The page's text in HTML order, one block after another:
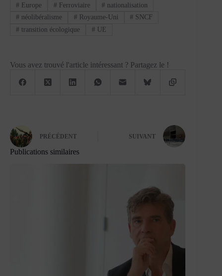
# Europe # Ferroviaire # nationalisation
# néolibéralisme # Royaume-Uni # SNCF
# transition écologique # UE
Vous avez trouvé l'article intéressant ? Partagez le !
PRÉCÉDENT SUIVANT
Publications similaires